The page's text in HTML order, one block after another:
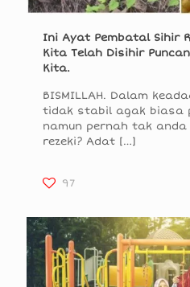
Ini Ayat Pembatal Sihir
Kita Telah Disihir
Kita.
BISMILLAH. Dalam
tidak stabil agak biasa
namun pernah tak
rezeki? Adat […]
97